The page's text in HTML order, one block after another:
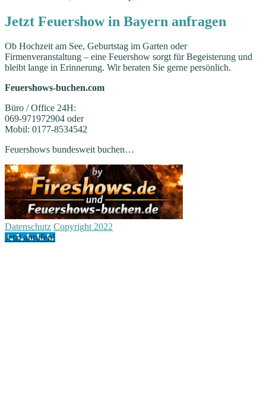
Jetzt Feuershow in Bayern anfragen
Ob Hochzeit am See, Geburtstag im Garten oder
Firmenveranstaltung – eine Feuershow sorgt für Begeisterung und
bleibt lange in Erinnerung. Wir beraten Sie gerne persönlich.
Feuershows-buchen.com
Büro / Office 24H:
069-971972904 oder
Mobil: 0177-8534542
Feuershows bundesweit buchen…
Datenschutz Copyright 2022
Jetzt anrufen!